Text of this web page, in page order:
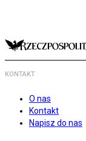
KONTAKT
O nas
Kontakt
Napisz do nas